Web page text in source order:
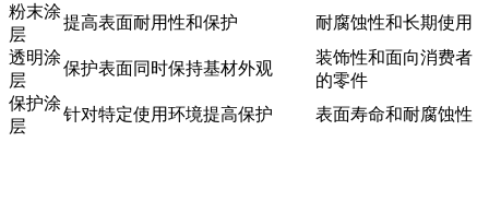
粉末涂
层
提高表面耐用性和保护
耐腐蚀性和长期使用
透明涂
层
保护表面同时保持基材外观
装饰性和面向消费者
的零件
保护涂
层
针对特定使用环境提高保护 表面寿命和耐腐蚀性